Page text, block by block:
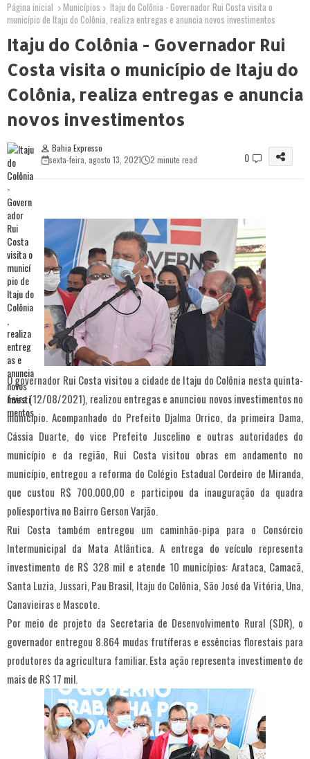
Página inicial Municípios
Itaju do Colônia - Governador Rui Costa visita o
município de Itaju do Colônia, realiza entregas e anuncia novos investimentos
Itaju do Colônia - Governador Rui
Costa visita o município de Itaju do
Colônia, realiza entregas e anuncia
novos investimentos
Bahia Expresso
sexta-feira, agosto 13, 2021
2 minute read 0
O governador Rui Costa visitou a cidade de Itaju do Colônia nesta quinta-
feira (12/08/2021), realizou entregas e anunciou novos investimentos no
município. Acompanhado do Prefeito Djalma Orrico, da primeira Dama,
Cássia Duarte, do vice Prefeito Juscelino e outras autoridades do
município e da região, Rui Costa visitou obras em andamento no
município, entregou a reforma do Colégio Estadual Cordeiro de Miranda,
que custou R$ 700.000,00 e participou da inauguração da quadra
poliesportiva no Bairro Gerson Varjão.
Rui Costa também entregou um caminhão-pipa para o Consórcio
Intermunicipal da Mata Atlântica. A entrega do veículo representa
investimento de R$ 328 mil e atende 10 municípios: Arataca, Camacã,
Santa Luzia, Jussari, Pau Brasil, Itaju do Colônia, São José da Vitória, Una,
Canavieiras e Mascote.
Por meio de projeto da Secretaria de Desenvolvimento Rural (SDR), o
governador entregou 8.864 mudas frutíferas e essências florestais para
produtores da agricultura familiar. Esta ação representa investimento de
mais de R$ 17 mil.